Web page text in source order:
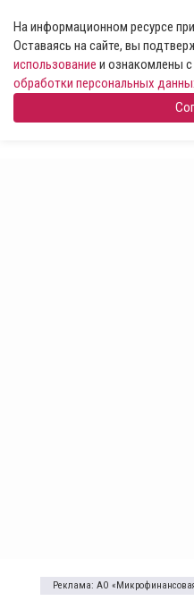
На информационном ресурсе
Оставаясь на сайте, вы
использование и ознакомлены с
обработки персональных
Реклама: АО